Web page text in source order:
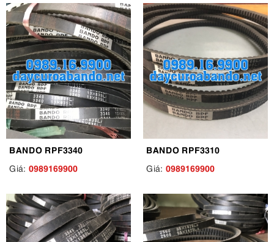
BANDO RPF3340
Giá: 0989169900
BANDO RPF3310
Giá: 0989169900